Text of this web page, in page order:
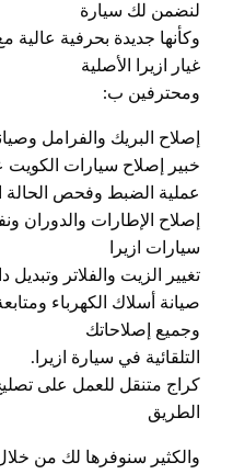
لنضمن لك سيارة
وكأنها جديدة بحرفية
غيار ازيرا الأصلية
ومحترفين ب:
إصلاح البريك والفرامل
خبير إصلاح سيارات الكويت
عملية الضبط وفحص الحالة
إصلاح الإطارات والدوران
سيارات ازيرا
تغيير الزيت والفلاتر وتبديل
صيانة أسلاك الكهرباء
وجميع إصلاحاتك
التلقائية في سيارة ازيرا.
كراج متنقل للعمل على
الطريق
والكثير سنوفرها لك من